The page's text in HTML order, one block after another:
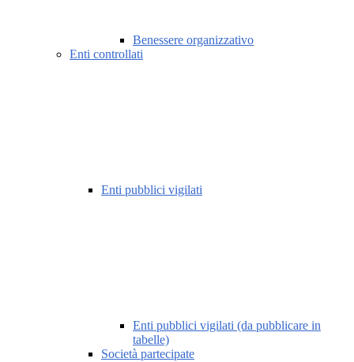
Benessere organizzativo
Enti controllati
Enti pubblici vigilati
Enti pubblici vigilati (da pubblicare in
tabelle)
Società partecipate